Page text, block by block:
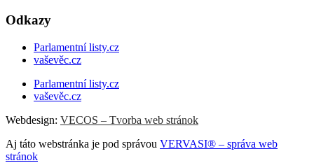
Odkazy
Parlamentní listy.cz
vaševěc.cz
Parlamentní listy.cz
vaševěc.cz
Webdesign: VECOS – Tvorba web stránok
Aj táto webstránka je pod správou VERVASI® – správa web
stránok